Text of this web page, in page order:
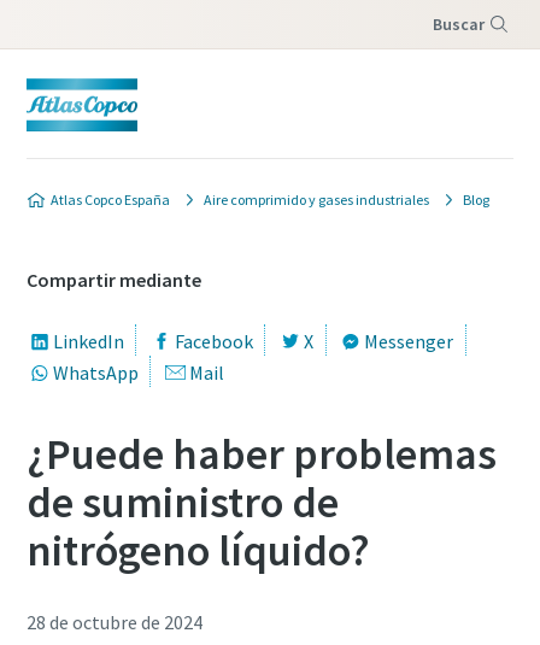
Buscar
Atlas Copco España Aire comprimido y gases industriales Blog
Compartir mediante
LinkedIn Facebook X
Messenger
WhatsApp
Mail
¿Puede haber problemas
de suministro de
nitrógeno líquido?
28 de octubre de 2024